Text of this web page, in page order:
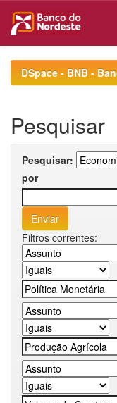
navigationDSpace - BNB -
Pesquisar
Pesquisar:
por
Filtros correntes: